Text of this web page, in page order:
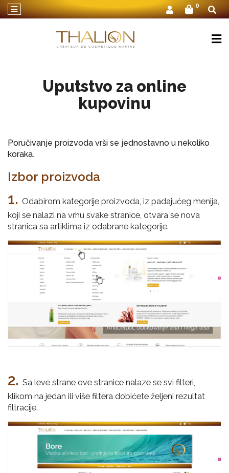
0
Uputstvo za online
kupovinu
Poručivanje proizvoda vrši se jednostavno u nekoliko
koraka.
Izbor proizvoda
1. Odabirom kategorije proizvoda, iz padajućeg menija,
koji se nalazi na vrhu svake stranice, otvara se nova
stranica sa artiklima iz odabrane kategorije.
2. Sa leve strane ove stranice nalaze se svi filteri,
klikom na jedan ili više filtera dobićete željeni rezultat
filtracije.